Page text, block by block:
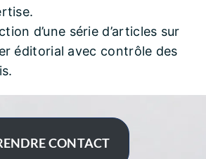
d’une série d’articles sur
éditorial avec contrôle des
CONTACT